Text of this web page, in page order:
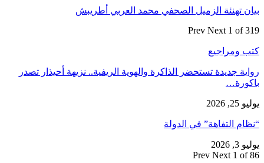
بيان تهنئة الزميل الصحفي محمد العربي أطريبش
Prev Next 1 of 319
كتب ومراجيع
رواية جديدة تستحضر الذاكرة والهوية الريفية.. نزيهة أحيذار تصدر
باكورة…
يوليو 25, 2026
“نظام التفاهة” في الدولة
يوليو 3, 2026
Prev Next 1 of 86